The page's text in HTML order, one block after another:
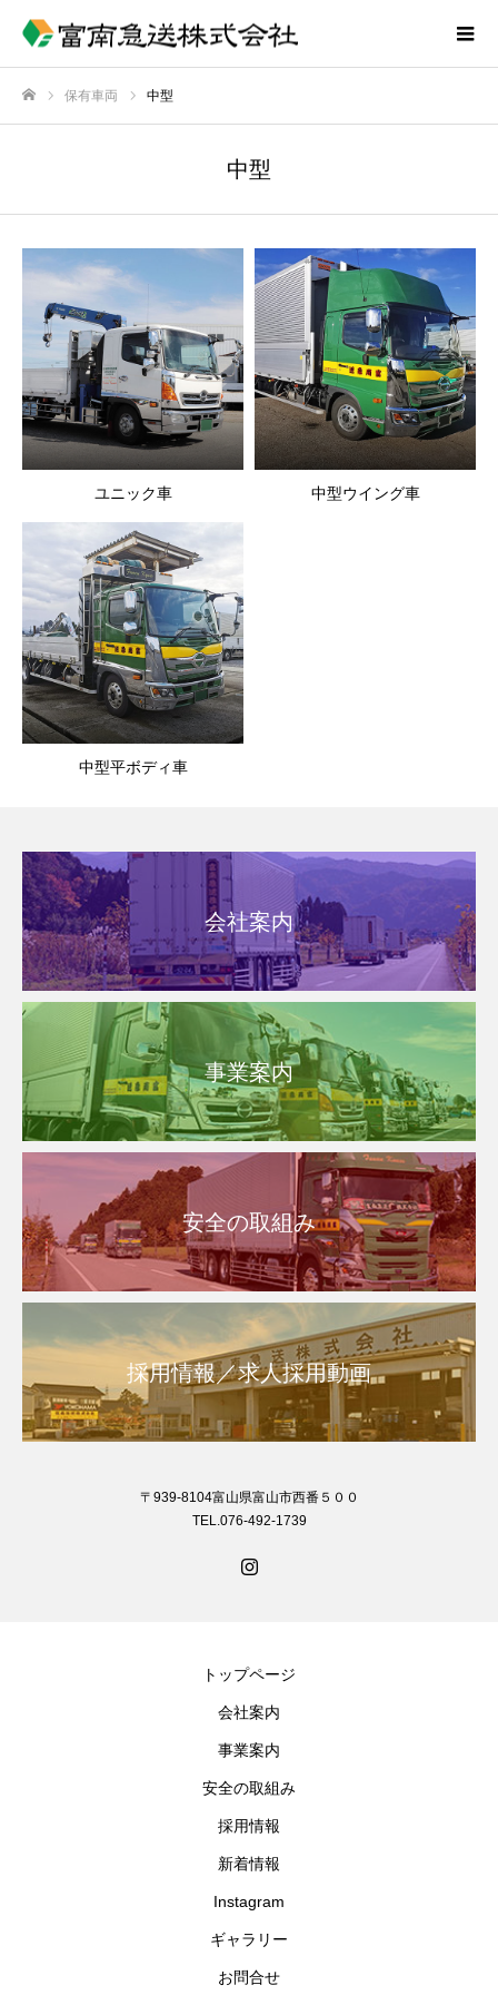
保有車両 中型
中型
ユニック車 中型ウイング車
中型平ボディ車
会社案内
事業案内
安全の取組み
採用情報／求人採用動画
〒939-8104富山県富山市西番５００
TEL.076-492-1739
トップページ
会社案内
事業案内
安全の取組み
採用情報
新着情報
Instagram
ギャラリー
お問合せ